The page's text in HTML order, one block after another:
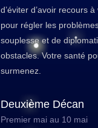
d’éviter d’avoir recours
pour régler les
souplesse et de
obstacles. Votre santé
surmenez.
Deuxième Décan
Premier mai au 10 mai